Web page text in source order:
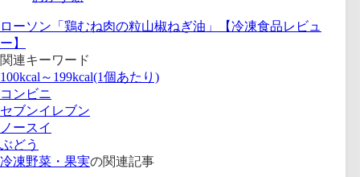
ローソン「鶏むね肉の粒山椒ねぎ油」【冷凍食品レビュ
ー】
関連キーワード
100kcal～199kcal(1個あたり)
コンビニ
セブンイレブン
ノースイ
ぶどう
冷凍野菜・果実の関連記事